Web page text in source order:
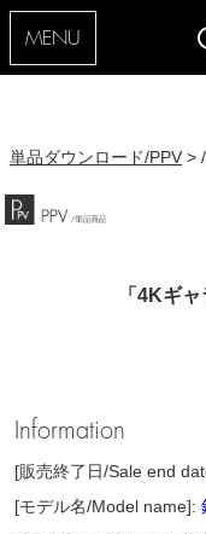
MENU
単品ダウンロード/PPV > /
「4Kギ
Information
[販売終了日/Sale end
[モデル名/Model name]: